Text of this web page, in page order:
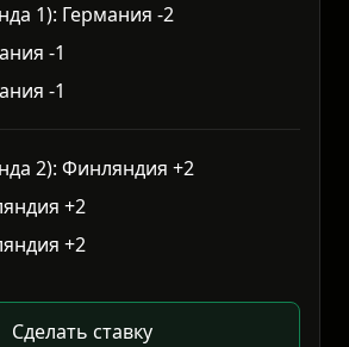
1): Германия -2
-1
-1
2): Финляндия +2
+2
+2
Сделать ставку